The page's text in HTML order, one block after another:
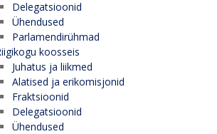
Delegatsioonid
Ühendused
Parlamendirühmad
koosseis
Juhatus ja liikmed
Alatised ja erikomisjonid
Fraktsioonid
Delegatsioonid
Ühendused